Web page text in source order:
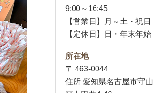
9:00～16:45
【営業日】月～土・祝日
【定休日】日・年末年始
所在地
〒 463-0044
住所 愛知県名古屋市守山